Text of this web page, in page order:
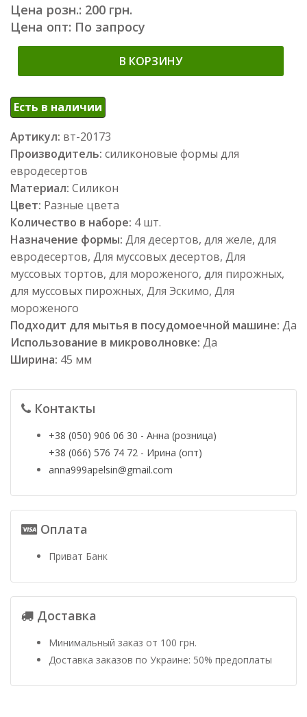
Цена розн.: 200 грн.
Цена опт: По запросу
В КОРЗИНУ
Есть в наличии
Артикул: вт-20173
Производитель: силиконовые формы для
евродесертов
Материал: Силикон
Цвет: Разные цвета
Количество в наборе: 4 шт.
Назначение формы: Для десертов, для желе, для
евродесертов, Для муссовых десертов, Для
муссовых тортов, для мороженого, для пирожных,
для муссовых пирожных, Для Эскимо, Для
мороженого
Подходит для мытья в посудомоечной машине: Да
Использование в микроволновке: Да
Ширина: 45 мм
Контакты
+38 (050) 906 06 30 - Анна (розница)
+38 (066) 576 74 72 - Ирина (опт)
anna999apelsin@gmail.com
Оплата
Приват Банк
Доставка
Минимальный заказ от 100 грн.
Доставка заказов по Украине: 50% предоплаты